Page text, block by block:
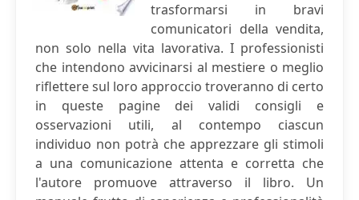
trasformarsi in bravi
comunicatori della vendita,
non solo nella vita lavorativa. I professionisti
che intendono avvicinarsi al mestiere o meglio
riflettere sul loro approccio troveranno di certo
in queste pagine dei validi consigli e
osservazioni utili, al contempo ciascun
individuo non potrà che apprezzare gli stimoli
a una comunicazione attenta e corretta che
l'autore promuove attraverso il libro. Un